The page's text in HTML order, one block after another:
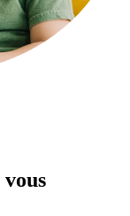
vous